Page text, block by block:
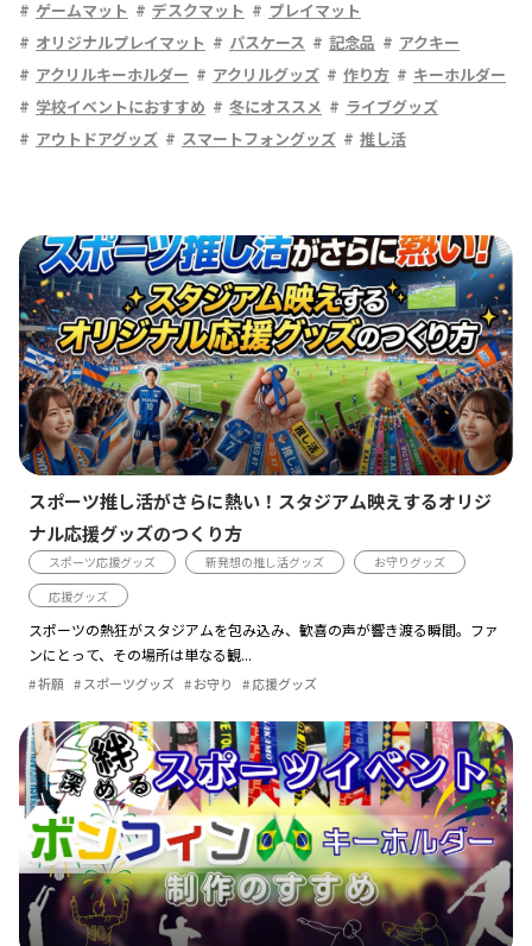
ゲームマット
デスクマット
プレイマット
オリジナルプレイマット
パスケース 記念品
アクキー
アクリルキーホルダー
アクリルグッズ 作り方
キーホルダー
学校イベントにおすすめ
冬にオススメ
ライブグッズ
アウトドアグッズ
スマートフォングッズ 推し活
スポーツ推し活がさらに熱い！スタジアム映えするオリジ
ナル応援グッズのつくり方
スポーツ応援グッズ 新発想の推し活グッズ
お守りグッズ
応援グッズ
スポーツの熱狂がスタジアムを包み込み、歓喜の声が響き渡る瞬間。ファ
ンにとって、その場所は単なる観...
祈願 スポーツグッズ お守り 応援グッズ